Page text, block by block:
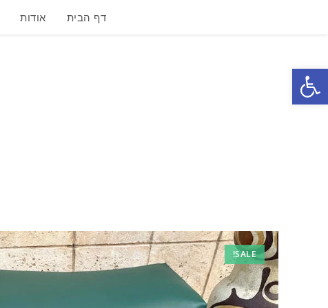
פתח סרגל נגישות
דף הבית אודות
SALE!